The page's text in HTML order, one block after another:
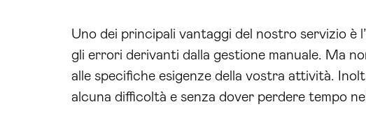
Uno dei principali vantaggi del nostro servizio è
gli errori derivanti dalla gestione manuale. Ma
alle specifiche esigenze della vostra attività.
alcuna difficoltà e senza dover perdere tempo